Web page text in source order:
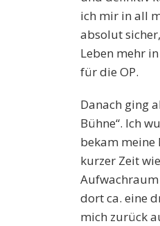
ich mir in all
absolut
Leben mehr
für die OP.
Danach ging
Bühne“. Ich
bekam meine
kurzer Zeit
dort ca. eine
mich zurück